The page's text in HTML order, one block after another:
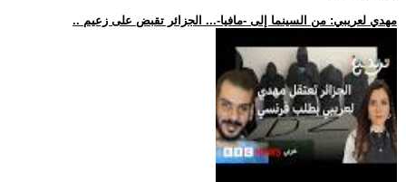
.. مهدي لعريبي: من السينما إلى -مافيا-... الجزائر تقبض على زعيم